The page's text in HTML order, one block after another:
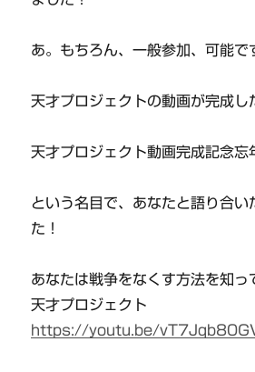
あ。もちろん、一般参加、可能で
天才プロジェクトの動画が完成し
天才プロジェクト動画完成記念忘
という名目で、あなたと語り合い
た！
あなたは戦争をなくす方法を知
天才プロジェクト
https://youtu.be/